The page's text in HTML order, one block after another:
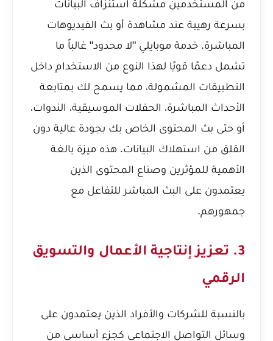
من المستخدمين مشكلة استنزاف البيانات
بسرعة رهيبة عند مشاهدة أو بث الفيديوهات
المباشرة. خدمة موبايلي "لا محدود" غالباً ما
تشمل دعمًا قويًا لهذا النوع من الاستخدام داخل
التطبيقات المشمولة، مما يسمح لك بمتابعة
الأحداث المباشرة، الحفلات الموسيقية، الندوات،
أو حتى بث المحتوى الخاص بك بجودة عالية دون
القلق من استهلاك البيانات. هذه ميزة بالغة
الأهمية للمؤثرين وصناع المحتوى الذين
يعتمدون على البث المباشر للتفاعل مع
جمهورهم.
3. تعزيز إنتاجية الأعمال والتسويق
الرقمي
بالنسبة للشركات والأفراد الذين يعتمدون على
وسائل التواصل الاجتماعي كجزء أساسي من